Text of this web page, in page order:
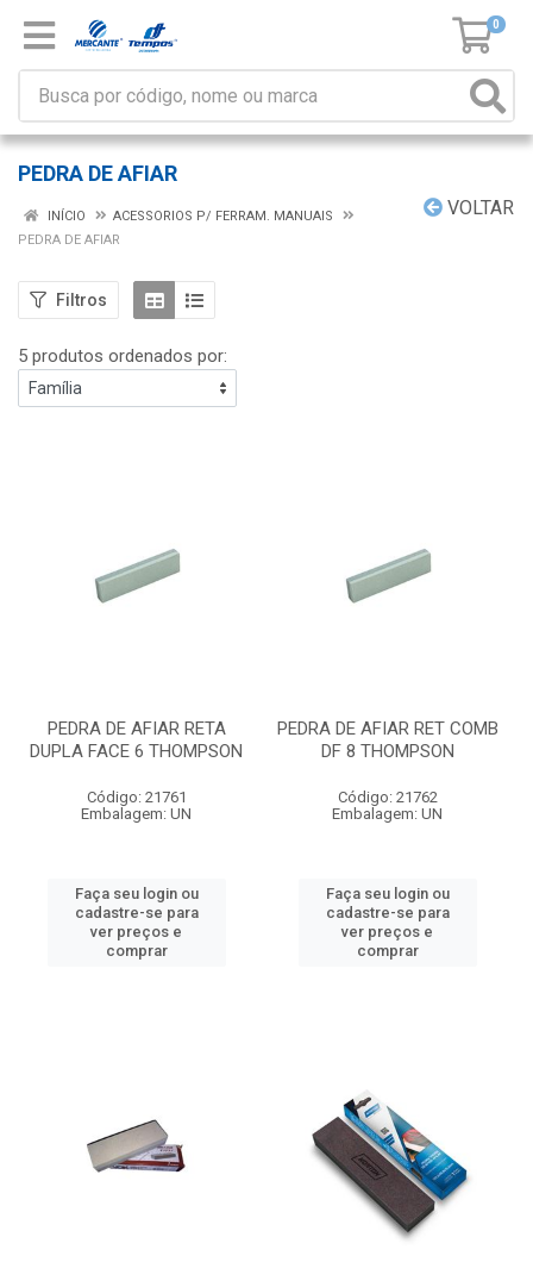
0
PEDRA DE AFIAR
VOLTAR
INÍCIO
ACESSORIOS P/ FERRAM. MANUAIS
PEDRA DE AFIAR
Filtros
5 produtos ordenados por:
PEDRA DE AFIAR RETA
DUPLA FACE 6 THOMPSON
Código: 21761
Embalagem: UN
Faça seu login ou
cadastre-se para
ver preços e
comprar
PEDRA DE AFIAR RET COMB
DF 8 THOMPSON
Código: 21762
Embalagem: UN
Faça seu login ou
cadastre-se para
ver preços e
comprar